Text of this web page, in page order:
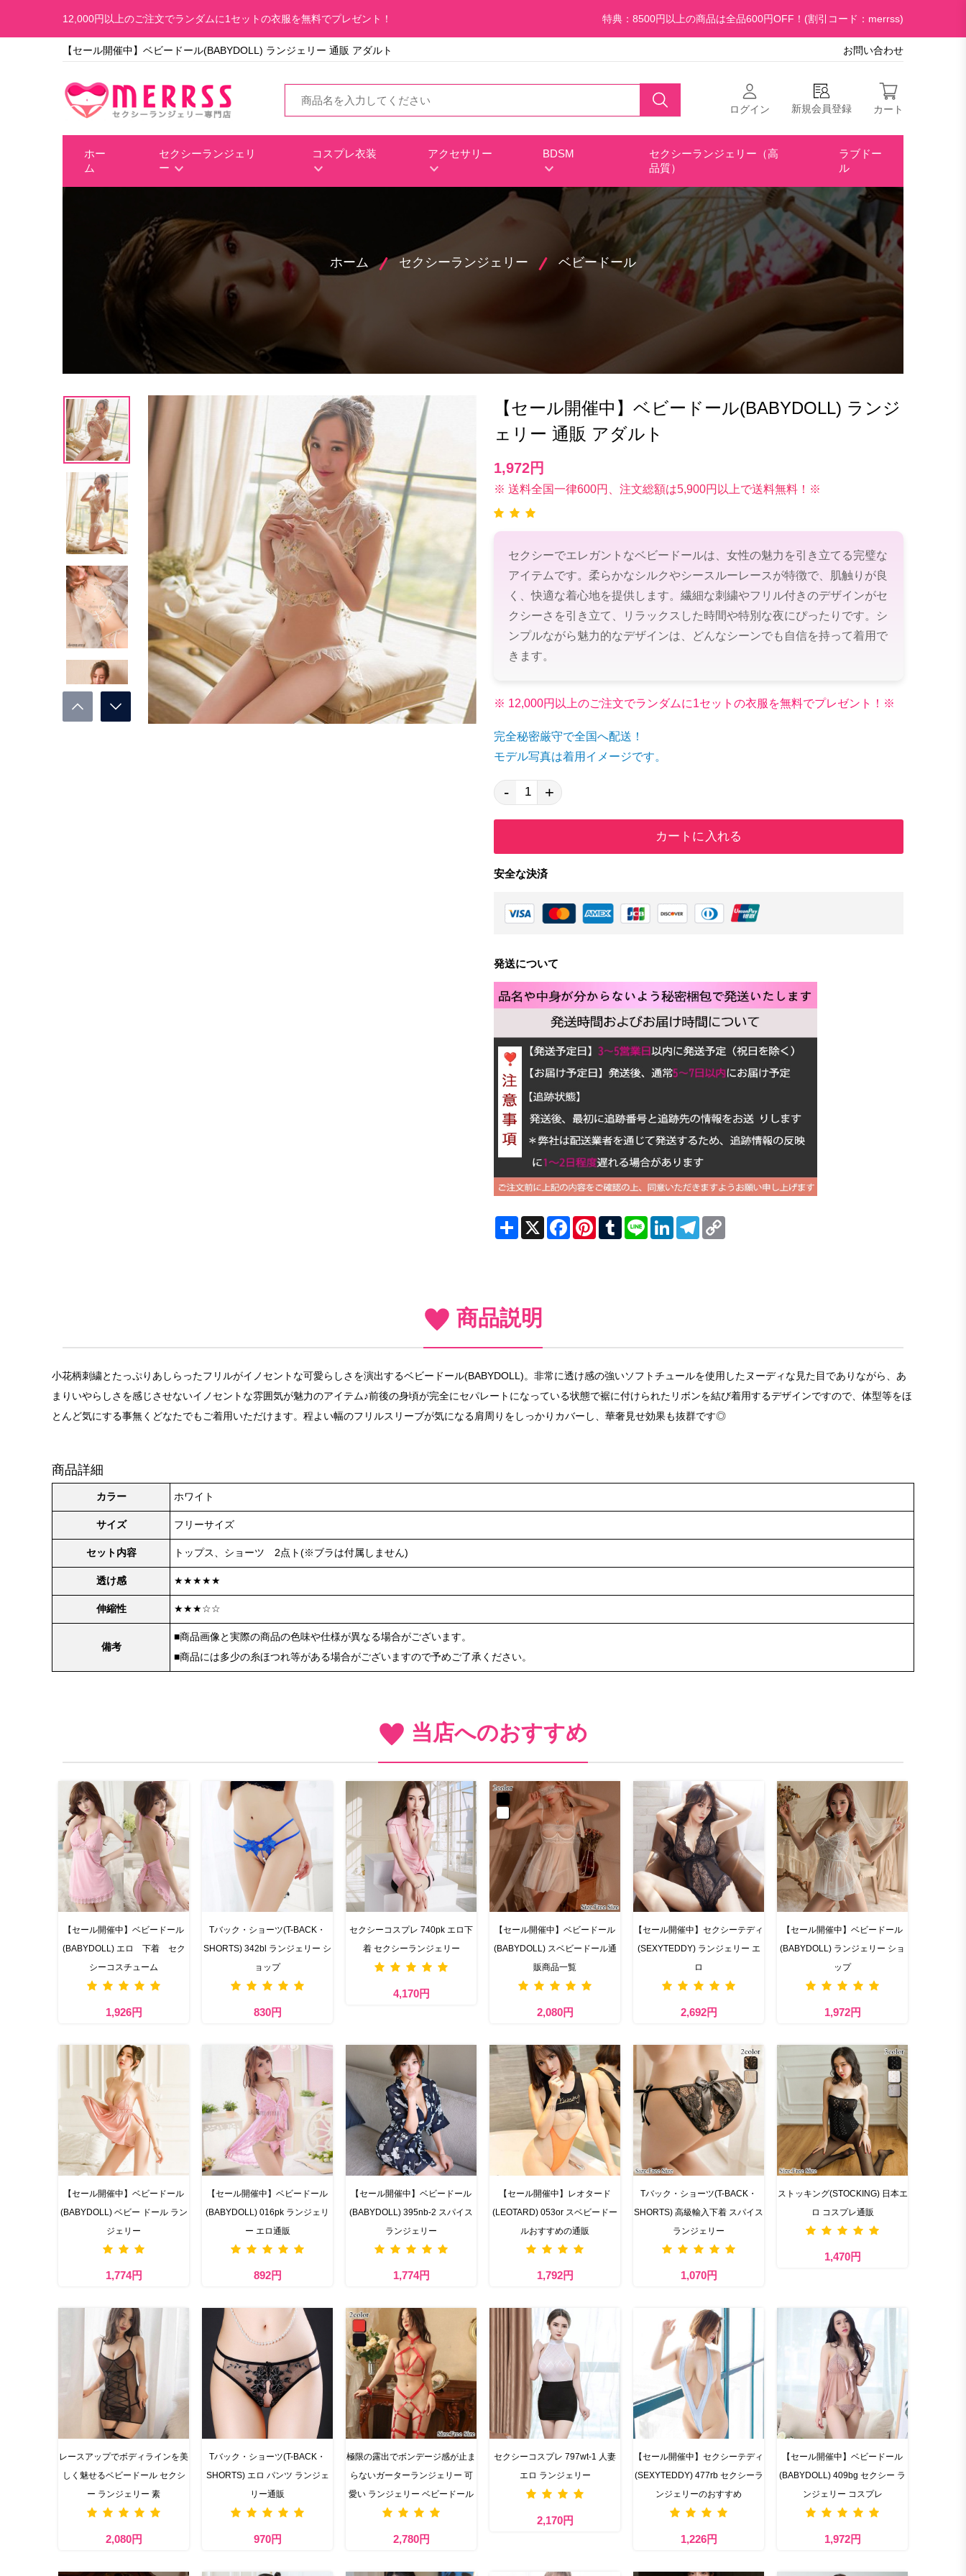
12,000円以上のご注文でランダムに1セットの衣服を無料でプレゼント！ 特典：8500円以上の商品は全品600円OFF！(割引コード：merrss)
【セール開催中】ベビードール(BABYDOLL) ランジェリー 通販 アダルト お問い合わせ
ログイン 新規会員登録 カート
ホー
ム
セクシーランジェリ
ー
コスプレ衣装 アクセサリー BDSM
セクシーランジェリー（高
品質）
ラブドー
ル
ホーム セクシーランジェリー ベビードール
【セール開催中】ベビードール(BABYDOLL) ランジ
ェリー 通販 アダルト
1,972円
※ 送料全国一律600円、注文総額は5,900円以上で送料無料！※
セクシーでエレガントなベビードールは、女性の魅力を引き立てる完璧な
アイテムです。柔らかなシルクやシースルーレースが特徴で、肌触りが良
く、快適な着心地を提供します。繊細な刺繍やフリル付きのデザインがセ
クシーさを引き立て、リラックスした時間や特別な夜にぴったりです。シ
ンプルながら魅力的なデザインは、どんなシーンでも自信を持って着用で
きます。
※ 12,000円以上のご注文でランダムに1セットの衣服を無料でプレゼント！※
完全秘密厳守で全国へ配送！
モデル写真は着用イメージです。
- +
カートに入れる
安全な決済
発送について
ShareX FacebookPinterestTumblrLine LinkedInTelegram
商品説明
小花柄刺繍とたっぷりあしらったフリルがイノセントな可愛らしさを演出するベビードール(BABYDOLL)。非常に透け感の強いソフトチュールを使用したヌーディな見た目でありながら、あ
まりいやらしさを感じさせないイノセントな雰囲気が魅力のアイテム♪前後の身頃が完全にセパレートになっている状態で裾に付けられたリボンを結び着用するデザインですので、体型等をほ
とんど気にする事無くどなたでもご着用いただけます。程よい幅のフリルスリーブが気になる肩周りをしっかりカバーし、華奢見せ効果も抜群です◎
商品詳細
カラー ホワイト
サイズ フリーサイズ
セット内容 トップス、ショーツ 2点ト(※ブラは付属しません)
透け感 ★★★★★
伸縮性 ★★★☆☆
備考
■商品画像と実際の商品の色味や仕様が異なる場合がございます。
■商品には多少の糸ほつれ等がある場合がございますので予めご了承ください。
当店へのおすすめ
【セール開催中】ベビードール
(BABYDOLL) エロ 下着 セク
シーコスチューム
1,926円
Tバック・ショーツ(T-BACK・
SHORTS) 342bl ランジェリー シ
ョップ
830円
セクシーコスプレ 740pk エロ下
着 セクシーランジェリー
4,170円
【セール開催中】ベビードール
(BABYDOLL) スベビードール通
販商品一覧
2,080円
【セール開催中】セクシーテディ
(SEXYTEDDY) ランジェリー エ
ロ
2,692円
【セール開催中】ベビードール
(BABYDOLL) ランジェリー ショ
ップ
1,972円
【セール開催中】ベビードール
(BABYDOLL) ベビー ドール ラン
ジェリー
1,774円
【セール開催中】ベビードール
(BABYDOLL) 016pk ランジェリ
ー エロ通販
892円
【セール開催中】ベビードール
(BABYDOLL) 395nb-2 スパイス
ランジェリー
1,774円
【セール開催中】レオタード
(LEOTARD) 053or スベビードー
ルおすすめの通販
1,792円
Tバック・ショーツ(T-BACK・
SHORTS) 高級輸入下着 スパイス
ランジェリー
1,070円
ストッキング(STOCKING) 日本エ
ロ コスプレ通販
1,470円
レースアップでボディラインを美
しく魅せるベビードール セクシ
ー ランジェリー 素
2,080円
Tバック・ショーツ(T-BACK・
SHORTS) エロ パンツ ランジェ
リー通販
970円
極限の露出でボンデージ感が止ま
らないガーターランジェリー 可
愛い ランジェリー ベビードール
2,780円
セクシーコスプレ 797wt-1 人妻
エロ ランジェリー
2,170円
【セール開催中】セクシーテディ
(SEXYTEDDY) 477rb セクシーラ
ンジェリーのおすすめ
1,226円
【セール開催中】ベビードール
(BABYDOLL) 409bg セクシー ラ
ンジェリー コスプレ
1,972円